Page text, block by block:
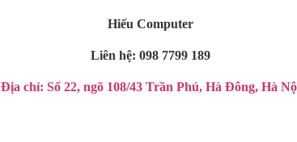
Hiếu Computer
Liên hệ: 098 7799 189
Địa chỉ: Số 22, ngõ 108/43 Trần Phú, Hà Đông, Hà